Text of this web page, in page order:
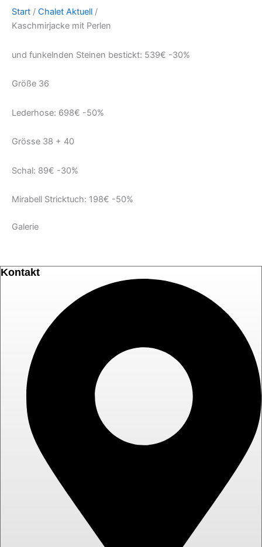
Start / Chalet Aktuell /
Kaschmirjacke mit Perlen
und funkelnden Steinen bestickt: 539€ -30%
Größe 36
Lederhose: 698€ -50%
Grösse 38 + 40
Schal: 89€ -30%
Mirabell Stricktuch: 198€ -50%
Galerie
Kontakt